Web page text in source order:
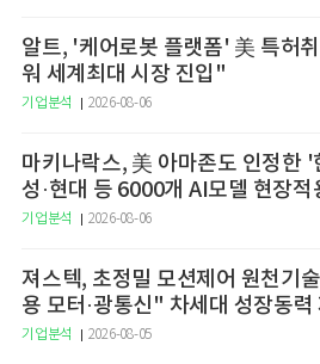
알트, '케어로봇 플랫폼' 美 특허
워 세계최대 시장 진입"
기업분석 2026-08-06
마키나락스, 美 아마존도 인정한 '
성·현대 등 6000개 AI모델 현장적
기업분석 2026-08-06
져스텍, 초정밀 모션제어 원천기
용 모터·광통신" 차세대 성장동력
기업분석 2026-08-05